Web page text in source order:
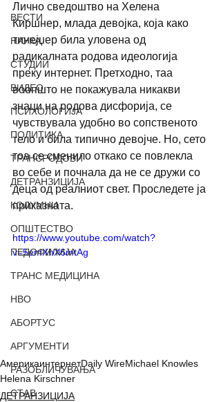
ВЕСТИ
НАУКА
СТУДИИ
ВИДЕО
ПСИХОЛОГИЈА
ПОЛИТИКА
ТРАНСРОДОВИ
ДЕТРАНЗИЦИЈА
КОЛУМНИ
ОПШТЕСТВО
ПЕДОФИЛИЈА
ТРАНС МЕДИЦИНА
НВО
АБОРТУС
АРГУМЕНТИ
РАЗОБЛИЧУВАЊА
СТАВ
Лично сведоштво на Хелена
Киршнер, млада девојка, која како
тинејџер била уловена од
радикалната родова идеологија
преку интернет. Претходно, таа
воопшто не покажувала никакви
знаци на родова дисфорија, се
чувствувала удобно во сопственото
тело и била типично девојче. Но, сето
тоа се сменило откако се повлекла
во себе и почнала да не се дружи со
деца од реалниот свет. Проследете ја
приказната.
https://www.youtube.com/watch?
v=5emXhX6mtAg
АмерикаинтернетDaily WireMichael Knowles
Helena Kirschner
ДЕТРАНЗИЦИЈА